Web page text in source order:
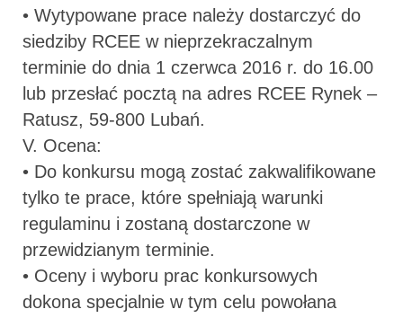
• Wytypowane prace należy dostarczyć do
siedziby RCEE w nieprzekraczalnym
terminie do dnia 1 czerwca 2016 r. do 16.00
lub przesłać pocztą na adres RCEE Rynek –
Ratusz, 59-800 Lubań.
V. Ocena:
• Do konkursu mogą zostać zakwalifikowane
tylko te prace, które spełniają warunki
regulaminu i zostaną dostarczone w
przewidzianym terminie.
• Oceny i wyboru prac konkursowych
dokona specjalnie w tym celu powołana